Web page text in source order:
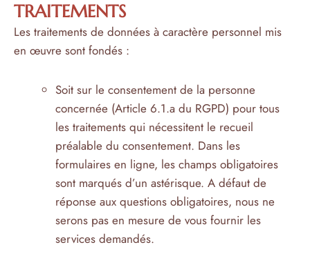
TRAITEMENTS
Les traitements de données à caractère personnel mis
en œuvre sont fondés :
Soit sur le consentement de la personne
concernée (Article 6.1.a du RGPD) pour tous
les traitements qui nécessitent le recueil
préalable du consentement. Dans les
formulaires en ligne, les champs obligatoires
sont marqués d’un astérisque. A défaut de
réponse aux questions obligatoires, nous ne
serons pas en mesure de vous fournir les
services demandés.